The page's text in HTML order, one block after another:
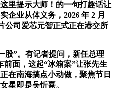
里提示大师！的一句打趣话让
企业从体义务，2026 年 2 月
公司爱芯元智正式正在港交所
”。有记者提问，新任总理
前面，这起“冰箱案”让张先生
在南海搞点小动做，聚焦节日
星即是吴忻熹。